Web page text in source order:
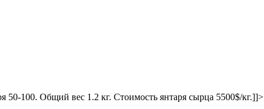
50-100. Общий вес 1.2 кг. Стоимость янтаря сырца 5500$/кг.]]>